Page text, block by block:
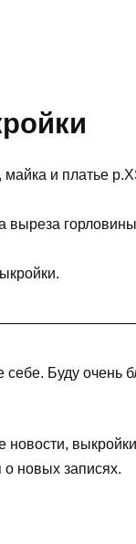
и платье
выреза
Буду очень
новости,
новых записях.